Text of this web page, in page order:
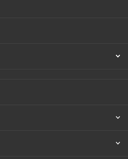
центр тяжести.
эффективно в городе и